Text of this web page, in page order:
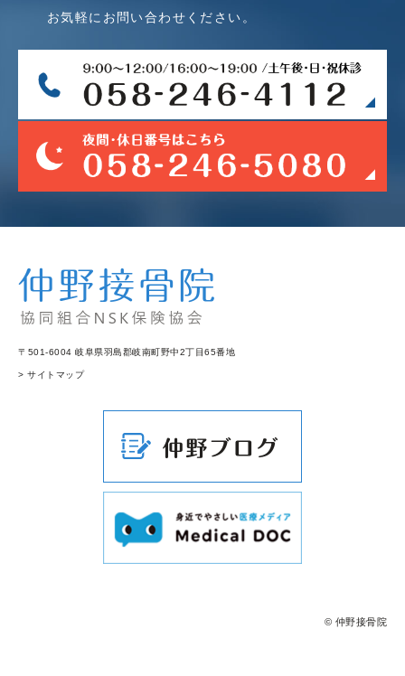
お気軽にお問い合わせください。
〒501-6004 岐阜県羽島郡岐南町野中2丁目65番地
> サイトマップ
© 仲野接骨院